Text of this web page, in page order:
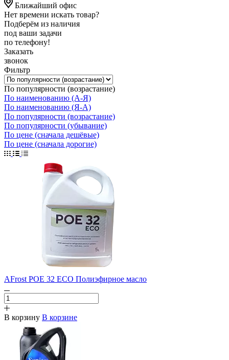
Ближайший офис
Нет времени искать товар?
Подберём из наличия
под ваши задачи
по телефону!
Заказать
звонок
Фильтр
По популярности (возрастание)
По наименованию (А-Я)
По наименованию (Я-А)
По популярности (возрастание)
По популярности (убывание)
По цене (сначала дешёвые)
По цене (сначала дорогие)
AFrost POE 32 ECO Полиэфирное масло
В корзину В корзине